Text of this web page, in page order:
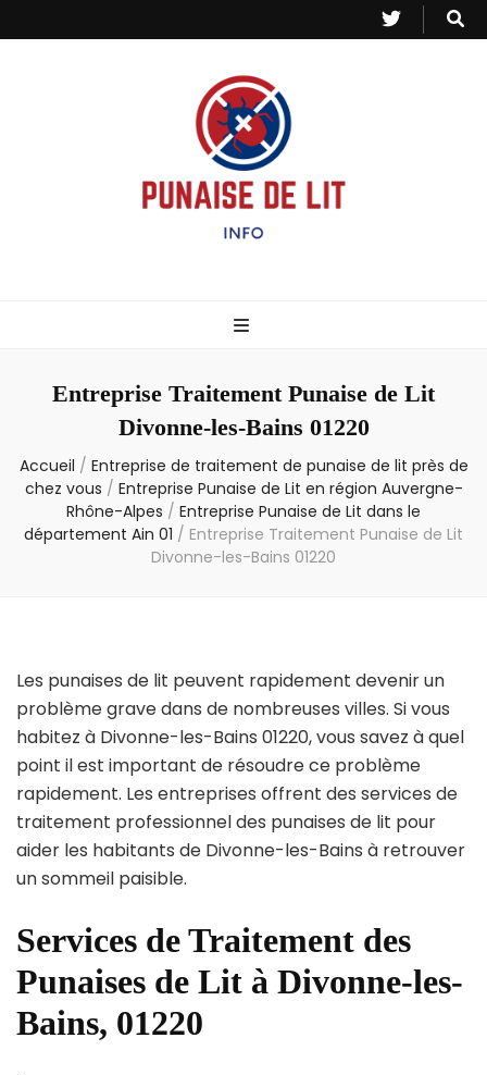
– Info
Entreprise Traitement Punaise de Lit
Divonne-les-Bains 01220
Accueil / Entreprise de traitement de punaise de lit près de
chez vous / Entreprise Punaise de Lit en région Auvergne-
Rhône-Alpes / Entreprise Punaise de Lit dans le
département Ain 01 / Entreprise Traitement Punaise de Lit
Divonne-les-Bains 01220
Les punaises de lit peuvent rapidement devenir un
problème grave dans de nombreuses villes. Si vous
habitez à Divonne-les-Bains 01220, vous savez à quel
point il est important de résoudre ce problème
rapidement. Les entreprises offrent des services de
traitement professionnel des punaises de lit pour
aider les habitants de Divonne-les-Bains à retrouver
un sommeil paisible.
Services de Traitement des
Punaises de Lit à Divonne-les-
Bains, 01220